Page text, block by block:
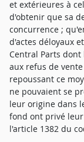
et extérieures à
d'obtenir que sa
concurrence ;
d'actes déloyaux
Central Parts
aux refus de
repoussant ce
ne pouvaient se
leur origine dans
fond ont privé
l'article 1382 du